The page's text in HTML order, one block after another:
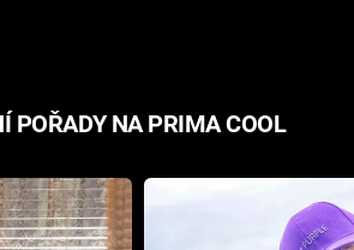
POŘADY NA PRIMA COOL